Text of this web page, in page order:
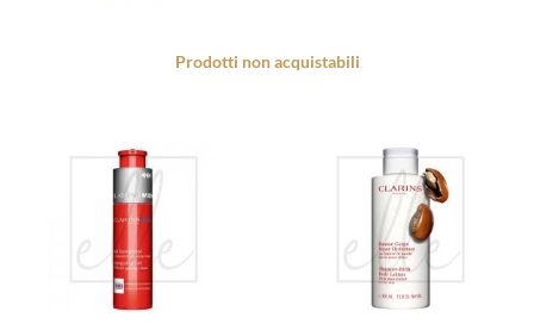
Prodotti non acquistabili